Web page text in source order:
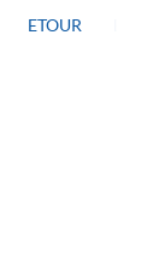
ETOUR